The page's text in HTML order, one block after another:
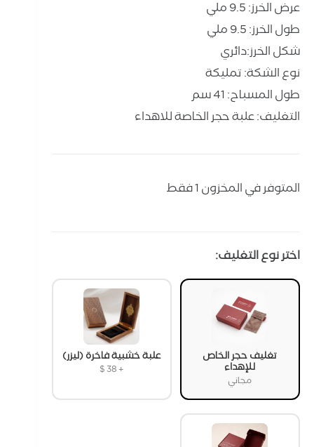
عرض الخرز: 9.5 ملي
طول الخرز: 9.5 ملي
شكل الخرز:دائري
نوع الشكة: تمليكة
طول المسباح: 41 سم
التغليف: علبة حجر الخاصة للاهداء
المتوفر في المخزون 1 فقط
اختر نوع التغليف:
تغليف حجر الخاص
للإهداء
مجاني
علبة خشبية فاخرة (ليزر)
+
$38